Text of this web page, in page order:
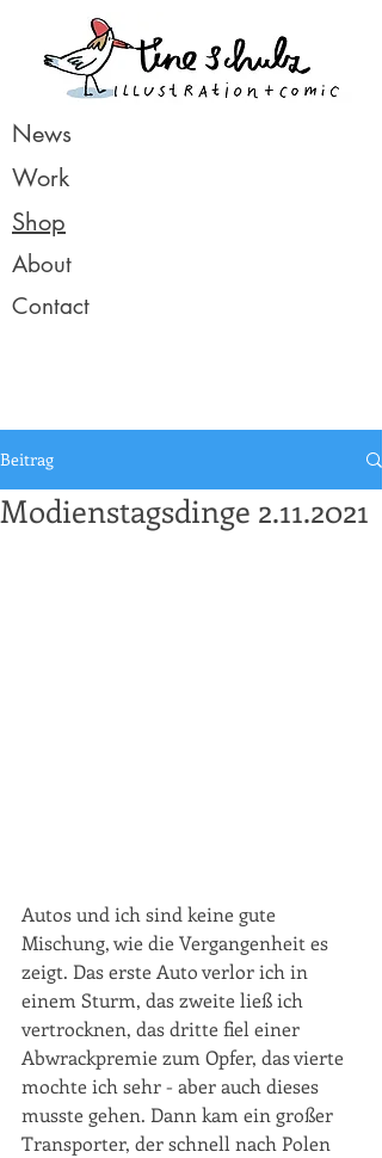
News
Work
Shop
About
Contact
Beitrag
Modienstagsdinge 2.11.2021
Autos und ich sind keine gute
Mischung, wie die Vergangenheit es
zeigt. Das erste Auto verlor ich in
einem Sturm, das zweite ließ ich
vertrocknen, das dritte fiel einer
Abwrackpremie zum Opfer, das vierte
mochte ich sehr - aber auch dieses
musste gehen. Dann kam ein großer
Transporter, der schnell nach Polen